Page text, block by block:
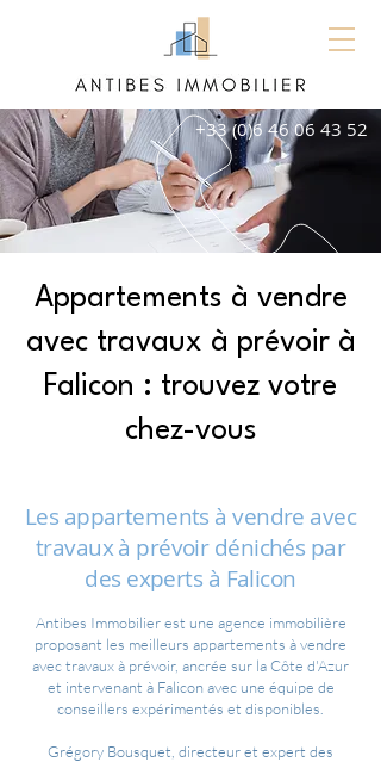
+33 (0)6 46 06 43 52
Appartements à vendre
avec travaux à prévoir à
Falicon : trouvez votre
chez-vous
Les appartements à vendre avec
travaux à prévoir dénichés par
des experts à Falicon
Antibes Immobilier est une agence immobilière
proposant les meilleurs appartements à vendre
avec travaux à prévoir, ancrée sur la Côte d'Azur
et intervenant à Falicon avec une équipe de
conseillers expérimentés et disponibles.
Grégory Bousquet, directeur et expert des